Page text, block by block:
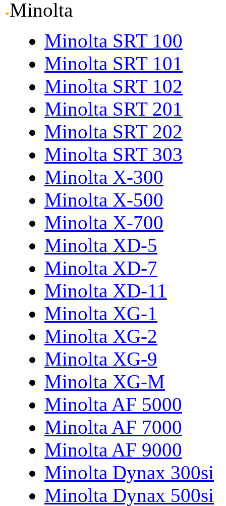
Minolta
Minolta SRT 100
Minolta SRT 101
Minolta SRT 102
Minolta SRT 201
Minolta SRT 202
Minolta SRT 303
Minolta X-300
Minolta X-500
Minolta X-700
Minolta XD-5
Minolta XD-7
Minolta XD-11
Minolta XG-1
Minolta XG-2
Minolta XG-9
Minolta XG-M
Minolta AF 5000
Minolta AF 7000
Minolta AF 9000
Minolta Dynax 300si
Minolta Dynax 500si